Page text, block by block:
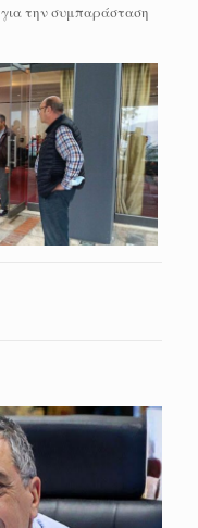
την συμπαράσταση